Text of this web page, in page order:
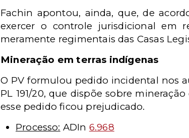
Fachin apontou, ainda, que, de
exercer o controle jurisdicional em
meramente regimentais das Casas
Mineração em terras indígenas
O PV formulou pedido incidental nos
PL 191/20, que dispõe sobre
esse pedido ficou prejudicado.
Processo: ADIn 6.968